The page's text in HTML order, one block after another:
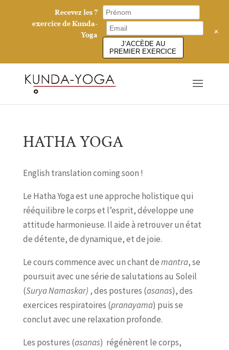
HATHA YOGA
English translation coming soon !
Le Hatha Yoga est une approche holistique qui
rééquilibre le corps et l’esprit, développe une
attitude harmonieuse. Il aide à retrouver un état
de détente, de dynamique, et de joie.
Le cours commence avec un chant demantra, se
poursuit avec une série de salutations au Soleil
(Surya Namaskar) , des postures (asanas), des
exercices respiratoires (pranayama) puis se
conclut avec une relaxation profonde.
Les postures (asanas) régénèrent le corps,
Recevez les 7
exercice de Kunda-
Yoga
J’ACCÈDE AU
PREMIER EXERCICE
+